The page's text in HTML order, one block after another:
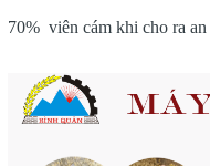
70% viên cám khi cho ra